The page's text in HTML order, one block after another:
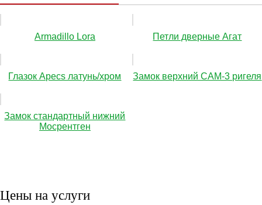
Аrmadillo Lora Петли дверные Агат
Глазок Apecs латунь/хром Замок верхний САМ-3 ригеля
Замок стандартный нижний
Мосрентген
Цены на услуги